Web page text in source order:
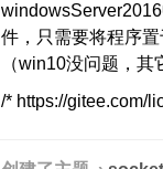
件，只需要将程序
（win10没问题，其
/* https://gitee.com/